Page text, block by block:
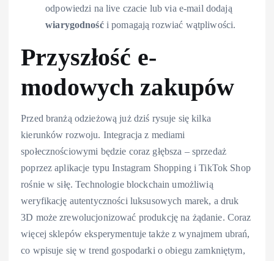
odpowiedzi na live czacie lub via e-mail dodają
wiarygodnośći pomagają rozwiać wątpliwości.
Przyszłość e-
modowych zakupów
Przed branżą odzieżową już dziś rysuje się kilka
kierunków rozwoju. Integracja z mediami
społecznościowymi będzie coraz głębsza – sprzedaż
poprzez aplikacje typu Instagram Shopping i TikTok Shop
rośnie w siłę. Technologie blockchain umożliwią
weryfikację autentyczności luksusowych marek, a druk
3D może zrewolucjonizować produkcję na żądanie. Coraz
więcej sklepów eksperymentuje także z wynajmem ubrań,
co wpisuje się w trend gospodarki o obiegu zamkniętym,